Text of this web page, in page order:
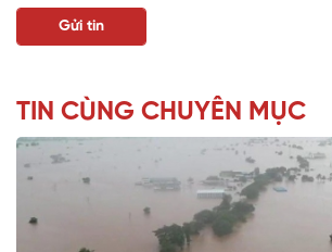
TIN CÙNG CHUYÊN MỤC